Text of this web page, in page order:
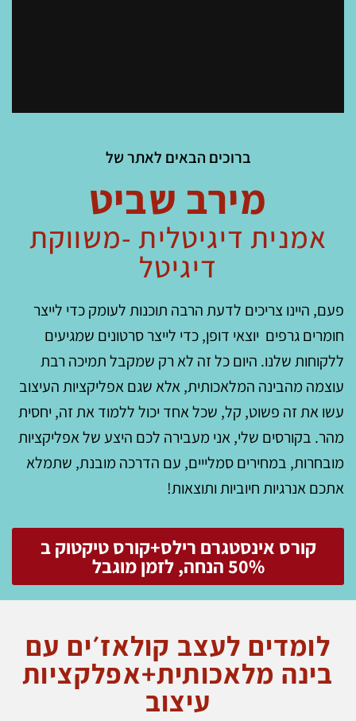
ברוכים הבאים לאתר של
מירב שביט
אמנית דיגיטלית -משווקת
דיגיטל
פעם, היינו צריכים לדעת הרבה תוכנות לעומק כדי לייצר
חומרים גרפים יוצאי דופן, כדי לייצר סרטונים שמגיעים
ללקוחות שלנו. היום כל זה לא רק שמקבל תמיכה רבת
עוצמה מהבינה המלאכותית, אלא שגם אפליקציות העיצוב
עשו את זה פשוט, קל, שכל אחד יכול ללמוד את זה, יחסית
מהר. בקורסים שלי, אני מעבירה לכם היצע של אפליקציות
מובחרות, במחירים סמלייים, עם הדרכה מובנת, שתמלא
אתכם אנרגיות חיוביות ותוצאות!
קורס אינסטגרם רילס+קורס טיקטוק ב
50% הנחה, לזמן מוגבל
לומדים לעצב קולאז׳ים עם
בינה מלאכותית+אפלקציות
עיצוב